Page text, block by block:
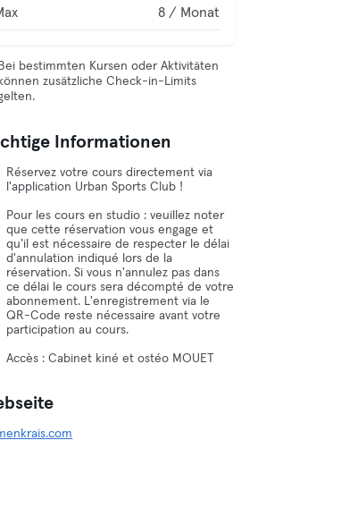
8 / Monat
Bei bestimmten Kursen oder Aktivitäten
können zusätzliche Check-in-Limits
Informationen
Réservez votre cours directement via
l'application Urban Sports Club !
Pour les cours en studio : veuillez noter
que cette réservation vous engage et
qu'il est nécessaire de respecter le délai
d'annulation indiqué lors de la
réservation. Si vous n'annulez pas dans
ce délai le cours sera décompté de votre
abonnement. L'enregistrement via le
QR-Code reste nécessaire avant votre
participation au cours.
Accès : Cabinet kiné et ostéo MOUET